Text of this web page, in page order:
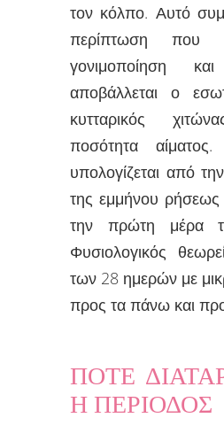
τον κόλπο. Αυτό
περίπτωση που
γονιμοποίηση
αποβάλλεται ο
κυτταρικός
ποσότητα
υπολογίζεται από
της εμμήνου
την πρώτη μέρα
Φυσιολογικός
των 28 ημερών με
προς τα πάνω και
ΠΟΤΕ
Η ΠΕΡΙΟΔΟΣ